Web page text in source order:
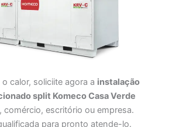
calor, soliciite agora a instalação
split Komeco Casa Verde
comércio, escritório ou empresa.
para pronto atende-lo.